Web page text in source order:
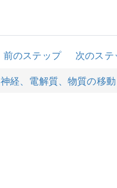
前のステップ
次のステ
神経、電解質、物質の移動